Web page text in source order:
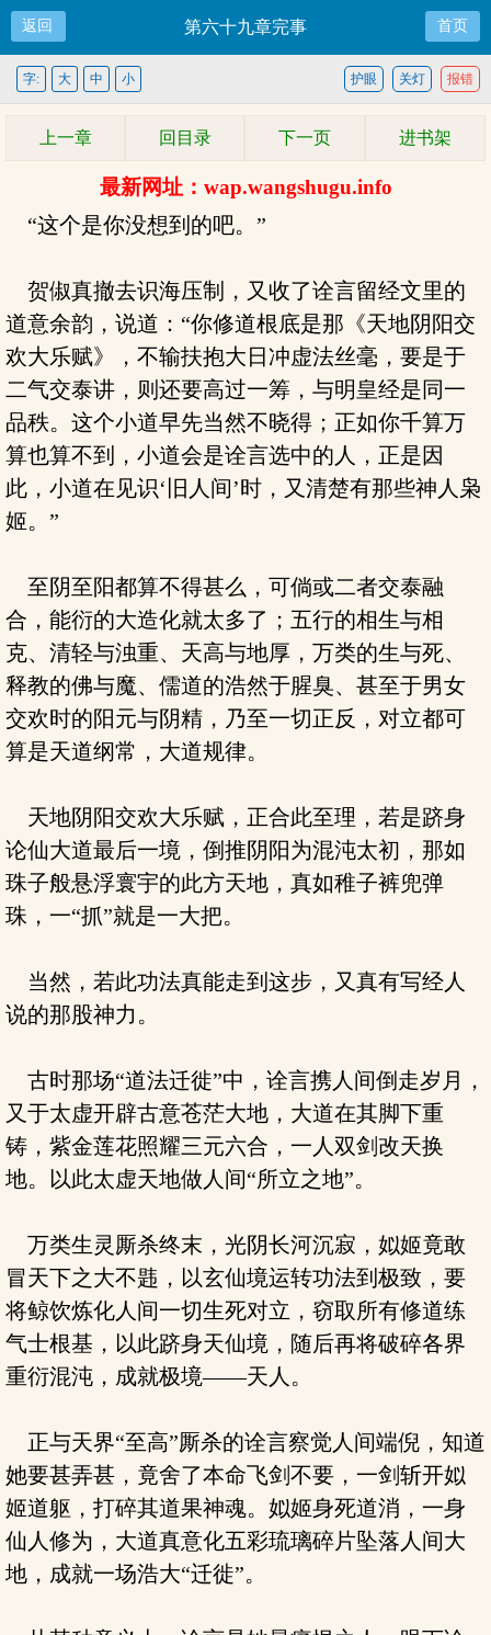
返回 第六十九章完事 首页
报错
关灯
护眼
字: 大 中 小
上一章 回目录 下一页 进书架
最新网址：wap.wangshugu.info
“这个是你没想到的吧。”
贺俶真撤去识海压制，又收了诠言留经文里的
道意余韵，说道：“你修道根底是那《天地阴阳交
欢大乐赋》，不输扶抱大日冲虚法丝毫，要是于
二气交泰讲，则还要高过一筹，与明皇经是同一
品秩。这个小道早先当然不晓得；正如你千算万
算也算不到，小道会是诠言选中的人，正是因
此，小道在见识‘旧人间’时，又清楚有那些神人枭
姬。”
至阴至阳都算不得甚么，可倘或二者交泰融
合，能衍的大造化就太多了；五行的相生与相
克、清轻与浊重、天高与地厚，万类的生与死、
释教的佛与魔、儒道的浩然于腥臭、甚至于男女
交欢时的阳元与阴精，乃至一切正反，对立都可
算是天道纲常，大道规律。
天地阴阳交欢大乐赋，正合此至理，若是跻身
论仙大道最后一境，倒推阴阳为混沌太初，那如
珠子般悬浮寰宇的此方天地，真如稚子裤兜弹
珠，一“抓”就是一大把。
当然，若此功法真能走到这步，又真有写经人
说的那股神力。
古时那场“道法迁徙”中，诠言携人间倒走岁月，
又于太虚开辟古意苍茫大地，大道在其脚下重
铸，紫金莲花照耀三元六合，一人双剑改天换
地。以此太虚天地做人间“所立之地”。
万类生灵厮杀终末，光阴长河沉寂，姒姬竟敢
冒天下之大不韪，以玄仙境运转功法到极致，要
将鲸饮炼化人间一切生死对立，窃取所有修道练
气士根基，以此跻身天仙境，随后再将破碎各界
重衍混沌，成就极境——天人。
正与天界“至高”厮杀的诠言察觉人间端倪，知道
她要甚弄甚，竟舍了本命飞剑不要，一剑斩开姒
姬道躯，打碎其道果神魂。姒姬身死道消，一身
仙人修为，大道真意化五彩琉璃碎片坠落人间大
地，成就一场浩大“迁徙”。